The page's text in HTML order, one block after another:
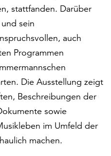
stattfanden. Darüber
sein
auch
Programmen
Die Ausstellung zeigt
Beschreibungen der
sowie
im Umfeld der
machen.